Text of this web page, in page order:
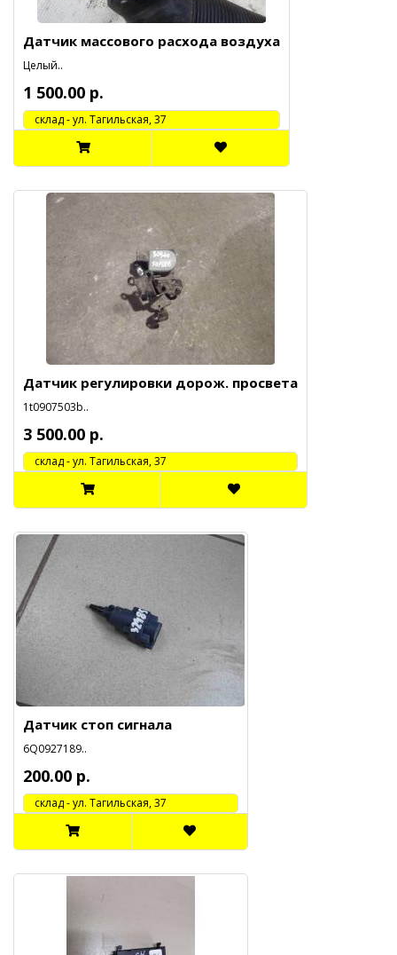
Датчик массового расхода воздуха
Целый..
1 500.00 р.
cклад - ул. Тагильская, 37
Датчик регулировки дорож. просвета
1t0907503b..
3 500.00 р.
cклад - ул. Тагильская, 37
Датчик стоп сигнала
6Q0927189..
200.00 р.
cклад - ул. Тагильская, 37